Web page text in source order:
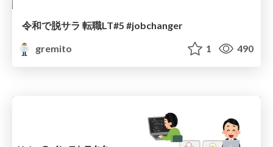
令和で脱サラ 転職LT#5 #jobchanger
gremito
1 490